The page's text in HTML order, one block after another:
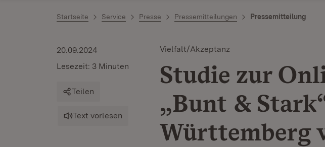
Startseite Service Presse Pressemitteilungen Pressemitteilung
Vielfalt/Akzeptanz
Studie zur
„Bunt &
Württemberg
20.09.2024
Lesezeit: 3 Minuten
Teilen
Text vorlesen